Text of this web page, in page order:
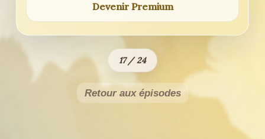
Devenir Premium
17 / 24
Retour aux épisodes